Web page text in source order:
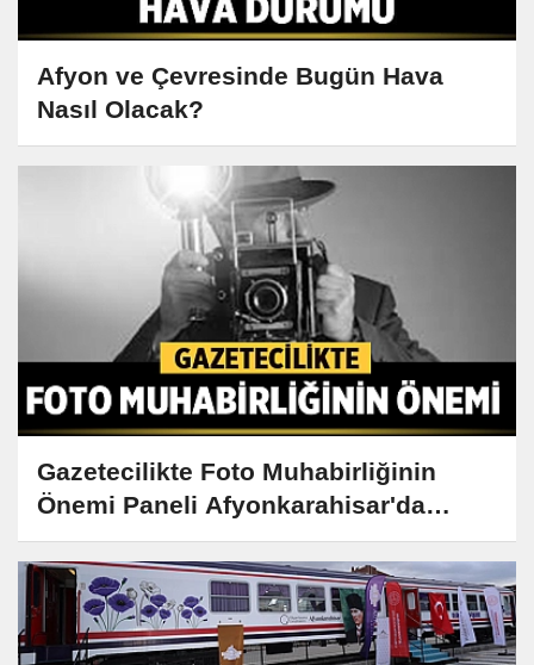
Afyon ve Çevresinde Bugün Hava
Nasıl Olacak?
Gazetecilikte Foto Muhabirliğinin
Önemi Paneli Afyonkarahisar'da
Gerçekleşiyor